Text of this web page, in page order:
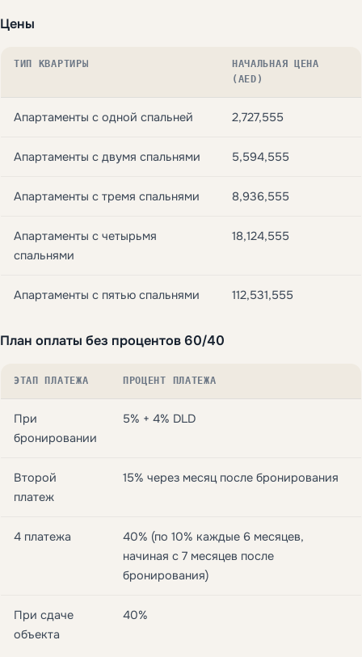
Цены
ТИП КВАРТИРЫ
НАЧАЛЬНАЯ ЦЕНА
(AED)
Апартаменты с одной спальней 2,727,555
Апартаменты с двумя спальнями 5,594,555
Апартаменты с тремя спальнями 8,936,555
Апартаменты с четырьмя
спальнями
18,124,555
Апартаменты с пятью спальнями 112,531,555
План оплаты без процентов 60/40
ЭТАП ПЛАТЕЖА ПРОЦЕНТ ПЛАТЕЖА
При
бронировании
5% + 4% DLD
Второй
платеж
15% через месяц после бронирования
4 платежа
40% (по 10% каждые 6 месяцев,
начиная с 7 месяцев после
бронирования)
При сдаче
объекта
40%